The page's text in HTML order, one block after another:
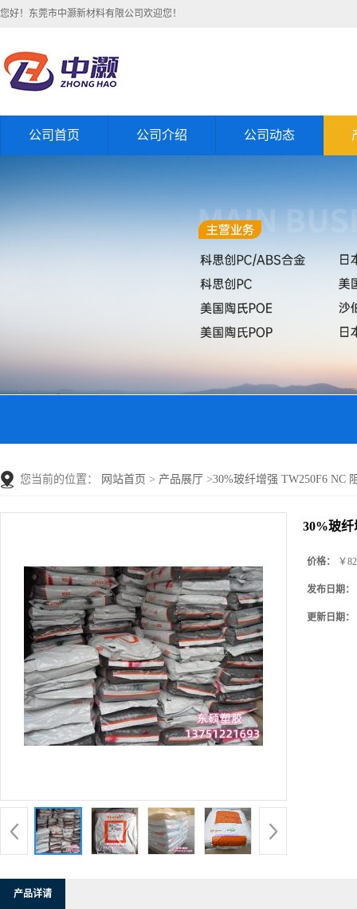
您好！东莞市中灏新材料有限公司欢迎您！
公司首页 公司介绍 公司动态
您当前的位置： 网站首页 > 产品展厅 >30%玻纤增强 TW250F6 NC
30%玻纤
价格： ￥
发布日期：
更新日期：
产品详请